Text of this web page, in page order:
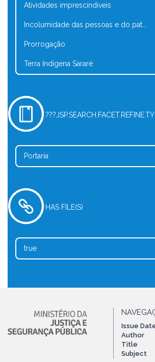
Atividades imprescindíveis
Incolumidade das pessoas e do pat...
Prorrogação
Terra Indígena Sararé
Portaria
HAS FILE(S)
true
Issue
Author
Title
Subject